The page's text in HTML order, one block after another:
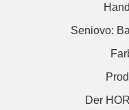
Seniovo:
Der